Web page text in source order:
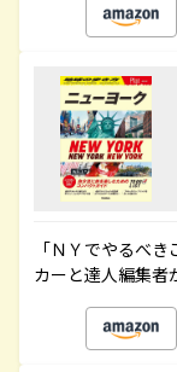
「ＮＹでやるべ
カーと達人編集者